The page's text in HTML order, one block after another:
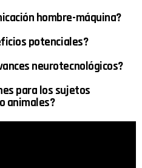
hombre-máquina?
potenciales?
neurotecnológicos?
para los sujetos
animales?